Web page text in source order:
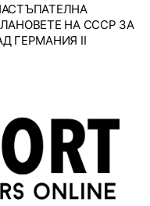
НА СССР ЗА
ГЕРМАНИЯ II